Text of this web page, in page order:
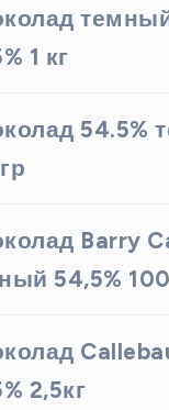
1 кг
54.5%
Barry
54,5%
2,5кг